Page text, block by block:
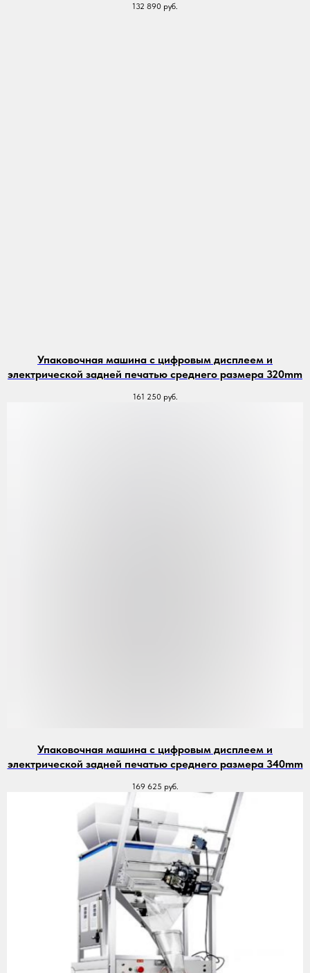
132 890 руб.
Упаковочная машина с цифровым дисплеем и
электрической задней печатью среднего размера 320mm
161 250 руб.
Упаковочная машина с цифровым дисплеем и
электрической задней печатью среднего размера 340mm
169 625 руб.